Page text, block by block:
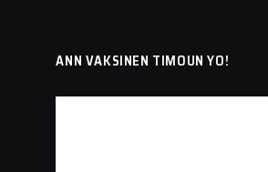
ANN VAKSINEN TIMOUN YO!